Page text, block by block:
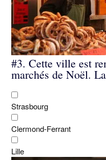
#3. Cette ville est
marchés de Noël.
Strasbourg
Clermond-Ferrant
Lille